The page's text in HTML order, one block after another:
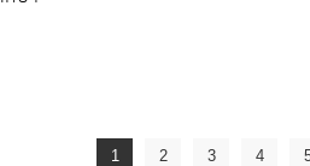
1 2 3 4